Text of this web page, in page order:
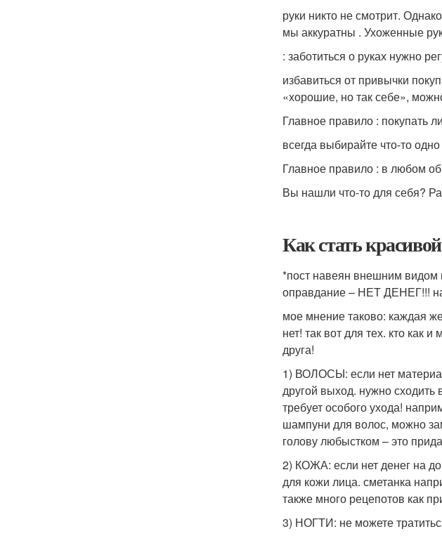
руки никто не смотрит.
мы аккуратны . Ухоженные
: заботиться о руках нужно
избавиться от привычки
«хорошие, но так себе»,
Главное правило : покупать
всегда выбирайте что-то
Главное правило : в любом
Вы нашли что-то для себя?
Как стать
*пост навеян внешним видом
оправдание – НЕТ ДЕНЕГ!!!
мое мнение таково: каждая
нет! так вот для тех. кто как
друга!
1) ВОЛОСЫ: если нет
другой выход. нужно сходить
требует особого ухода!
шампуни для волос, можно
голову любыстком – это
2) КОЖА: если нет денег на
для кожи лица. сметанка
также много рецепотов как
3) НОГТИ: не можете